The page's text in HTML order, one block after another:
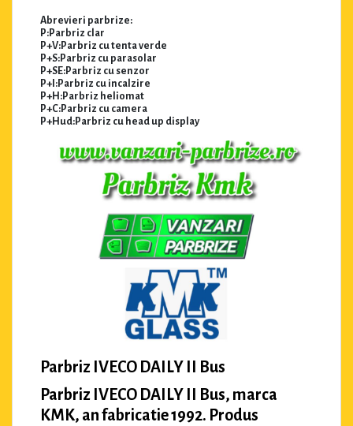
Abrevieri parbrize:
P:Parbriz clar
P+V:Parbriz cu tenta verde
P+S:Parbriz cu parasolar
P+SE:Parbriz cu senzor
P+I:Parbriz cu incalzire
P+H:Parbriz heliomat
P+C:Parbriz cu camera
P+Hud:Parbriz cu head up display
Parbriz IVECO DAILY II Bus
Parbriz IVECO DAILY II Bus, marca
KMK, an fabricatie 1992. Produs